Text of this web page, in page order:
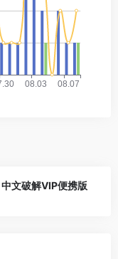
文破解VIP便携版